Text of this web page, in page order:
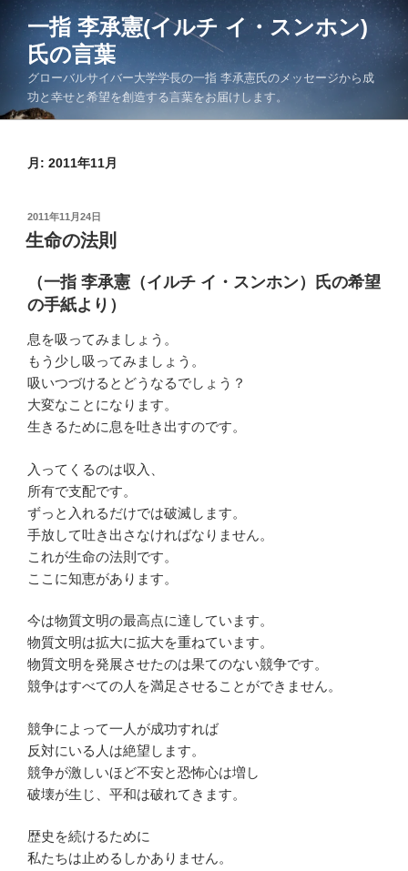
へ
一指 李承憲(イルチ イ・スンホン)
氏の言葉
グローバルサイバー大学学長の一指 李承憲氏のメッセージから成
功と幸せと希望を創造する言葉をお届けします。
月: 2011年11月
投
稿
日:
2011年11月24日
生命の法則
（一指 李承憲（イルチ イ・スンホン）氏の希望
の手紙より）
息を吸ってみましょう。
もう少し吸ってみましょう。
吸いつづけるとどうなるでしょう？
大変なことになります。
生きるために息を吐き出すのです。
入ってくるのは収入、
所有で支配です。
ずっと入れるだけでは破滅します。
手放して吐き出さなければなりません。
これが生命の法則です。
ここに知恵があります。
今は物質文明の最高点に達しています。
物質文明は拡大に拡大を重ねています。
物質文明を発展させたのは果てのない競争です。
競争はすべての人を満足させることができません。
競争によって一人が成功すれば
反対にいる人は絶望します。
競争が激しいほど不安と恐怖心は増し
破壊が生じ、平和は破れてきます。
歴史を続けるために
私たちは止めるしかありません。